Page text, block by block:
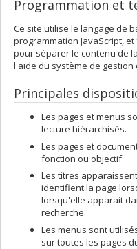
Programmation et
Ce site utilise le langage de
programmation JavaScript,
pour séparer le contenu de
l'aide du système de gestion
Principales
Les pages et menus
lecture hiérarchisés.
Les pages et
fonction ou objectif.
Les titres
identifient la page
lorsqu'elle apparait
recherche.
Les menus sont
sur toutes les pages